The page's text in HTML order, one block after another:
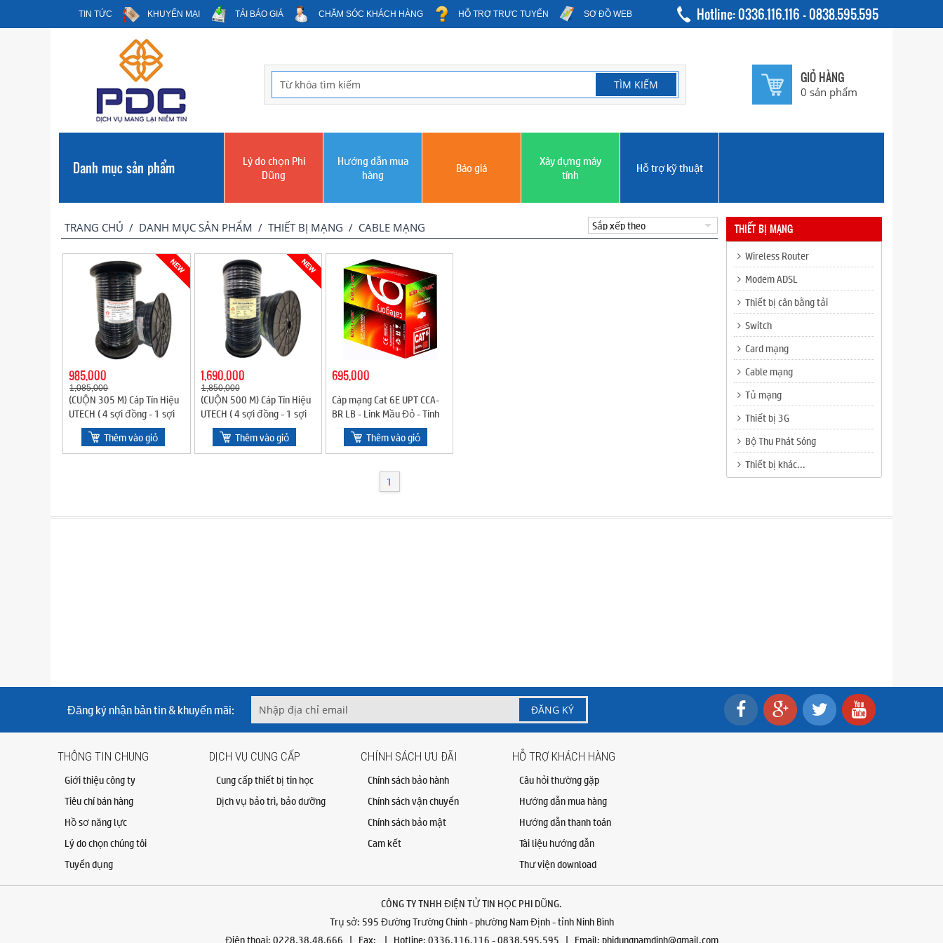
TIN TỨC KHUYẾN MẠI TẢI BÁO GIÁ CHĂM SÓC KHÁCH HÀNG HỖ TRỢ TRỰC TUYẾN SƠ ĐỒ WEB Hotline: 0336.116.116 - 0838.595.595
GIỎ HÀNG
0 sản phẩm
Danh mục sản phẩm
Lý do chọn Phi
Dũng
Hướng dẫn mua
hàng
Báo giá
Xây dựng máy
tính
Hỗ trợ kỹ thuật
TRANG CHỦ / DANH MỤC SẢN PHẨM / THIẾT BỊ MẠNG / CABLE MẠNG
985,000
1,085,000
(CUỘN 305 M) Cáp Tín Hiệu
UTECH ( 4 sợi đồng - 1 sợi
cáp gia cường) _ ĐEN
Thêm vào giỏ
1,690,000
1,850,000
(CUỘN 500 M) Cáp Tín Hiệu
UTECH ( 4 sợi đồng - 1 sợi
cáp gia cường, có băng
nhôm , Dầu chống ẩm) -
ĐEN
Thêm vào giỏ
695,000
Cáp mạng Cat 6E UPT CCA-
BR LB - Link Mầu Đỏ - Tính
theo cuộn
Thêm vào giỏ
1
THIẾT BỊ MẠNG
Wireless Router
Modem ADSL
Thiết bị cân bằng tải
Switch
Card mạng
Cable mạng
Tủ mạng
Thiết bị 3G
Bộ Thu Phát Sóng
Thiết bị khác...
Đăng ký nhận bản tin & khuyến mãi:
THÔNG TIN CHUNG
Giới thiệu công ty
Tiêu chí bán hàng
Hồ sơ năng lực
Lý do chọn chúng tôi
Tuyển dụng
DỊCH VỤ CUNG CẤP
Cung cấp thiết bị tin học
Dịch vụ bảo trì, bảo dưỡng
CHÍNH SÁCH ƯU ĐÃI
Chính sách bảo hành
Chính sách vận chuyển
Chính sách bảo mật
Cam kết
HỖ TRỢ KHÁCH HÀNG
Câu hỏi thường gặp
Hướng dẫn mua hàng
Hướng dẫn thanh toán
Tài liệu hướng dẫn
Thư viện download
CÔNG TY TNHH ĐIỆN TỬ TIN HỌC PHI DŨNG.
Trụ sở: 595 Đường Trường Chinh - phường Nam Định - tỉnh Ninh Bình
Điện thoại: 0228.38.48.666 | Fax: | Hotline: 0336.116.116 - 0838.595.595 | Email: phidungnamdinh@gmail.com